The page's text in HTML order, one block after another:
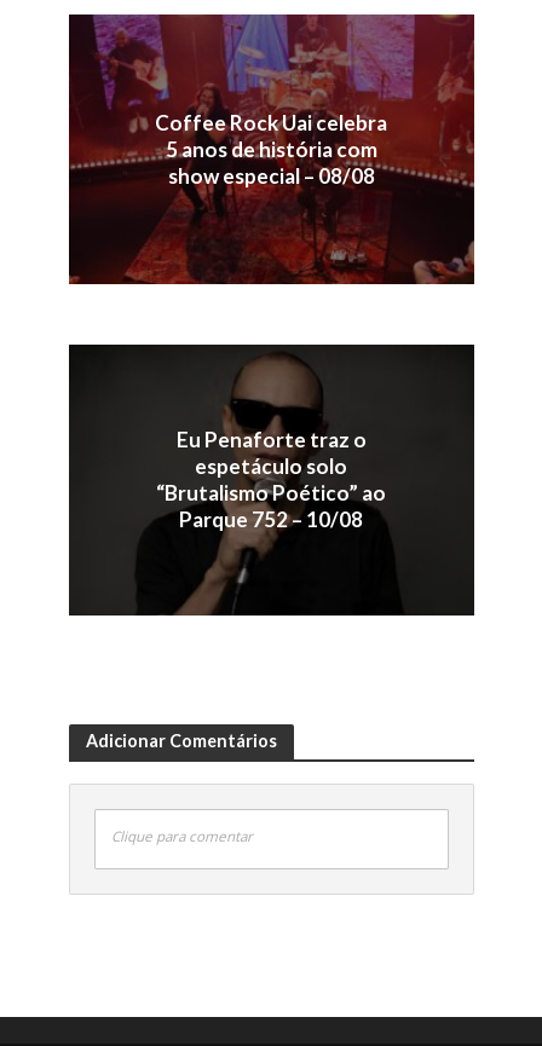
Coffee Rock Uai celebra
5 anos de história com
show especial – 08/08
Eu Penaforte traz o
espetáculo solo
“Brutalismo Poético” ao
Parque 752 – 10/08
Adicionar Comentários
Clique para comentar